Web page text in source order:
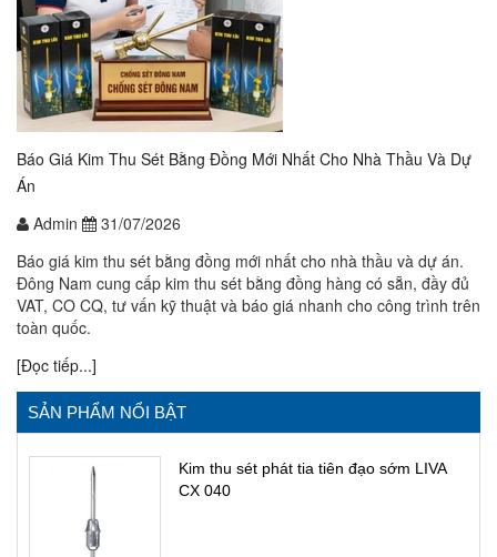
Báo Giá Kim Thu Sét Bằng Đồng Mới Nhất Cho Nhà Thầu Và Dự
Án
Admin
31/07/2026
Báo giá kim thu sét bằng đồng mới nhất cho nhà thầu và dự án.
Đông Nam cung cấp kim thu sét bằng đồng hàng có sẵn, đầy đủ
VAT, CO CQ, tư vấn kỹ thuật và báo giá nhanh cho công trình trên
toàn quốc.
[Đọc tiếp...]
SẢN PHẨM NỔI BẬT
Kim thu sét phát tia tiên đạo sớm LIVA
CX 040